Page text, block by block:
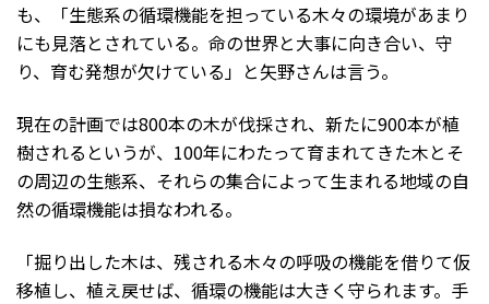
も、「生態系の循環機能を担っている木々の環境があまり
にも見落とされている。命の世界と大事に向き合い、守
り、育む発想が欠けている」と矢野さんは言う。
現在の計画では800本の木が伐採され、新たに900本が植
樹されるというが、100年にわたって育まれてきた木とそ
の周辺の生態系、それらの集合によって生まれる地域の自
然の循環機能は損なわれる。
「掘り出した木は、残される木々の呼吸の機能を借りて仮
移植し、植え戻せば、循環の機能は大きく守られます。手